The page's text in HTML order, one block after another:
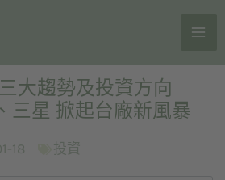
大趨勢及投資方向
三星 掀起台廠新風暴
18 投資